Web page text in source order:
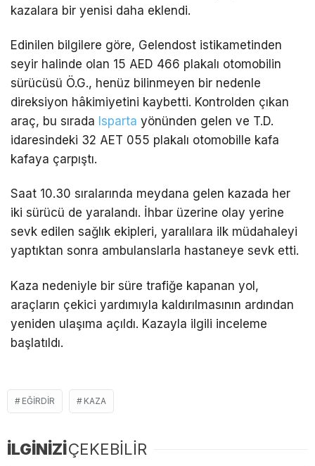
kazalara bir yenisi daha eklendi.
Edinilen bilgilere göre, Gelendost istikametinden
seyir halinde olan 15 AED 466 plakalı otomobilin
sürücüsü Ö.G., henüz bilinmeyen bir nedenle
direksiyon hâkimiyetini kaybetti. Kontrolden çıkan
araç, bu sırada Isparta yönünden gelen ve T.D.
idaresindeki 32 AET 055 plakalı otomobille kafa
kafaya çarpıştı.
Saat 10.30 sıralarında meydana gelen kazada her
iki sürücü de yaralandı. İhbar üzerine olay yerine
sevk edilen sağlık ekipleri, yaralılara ilk müdahaleyi
yaptıktan sonra ambulanslarla hastaneye sevk etti.
Kaza nedeniyle bir süre trafiğe kapanan yol,
araçların çekici yardımıyla kaldırılmasının ardından
yeniden ulaşıma açıldı. Kazayla ilgili inceleme
başlatıldı.
EĞIRDIR KAZA
İLGİNİZİÇEKEBİLİR